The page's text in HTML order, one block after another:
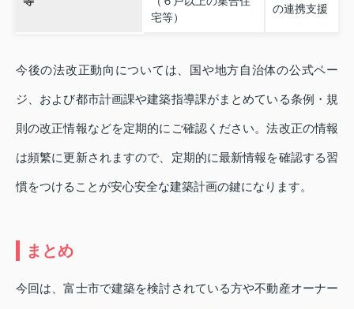
宅等）
の連携支援
今後の法改正動向については、国や地方自治体の公式ペー
ジ、および都市計画課や建築指導課がまとめている条例・規
則の改正情報などを定期的にご確認ください。法改正の情報
は頻繁に更新されますので、定期的に最新情報を確認する習
慣をつけることが安心安全な建築計画の鍵になります。
まとめ
今回は、富士市で建築を検討されている方や不動産オーナー